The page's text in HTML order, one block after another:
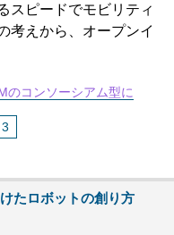
スピードでモビリティ
考えから、オープンイ
のコンソーシアム型に
3
たロボットの創り方